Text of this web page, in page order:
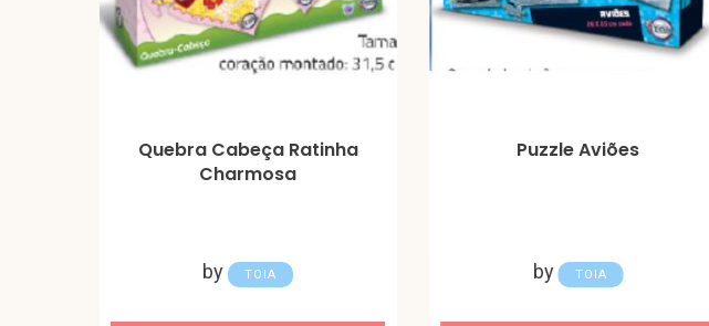
Quebra Cabeça Ratinha
Charmosa
by TOIA
Puzzle Aviões
by TOIA